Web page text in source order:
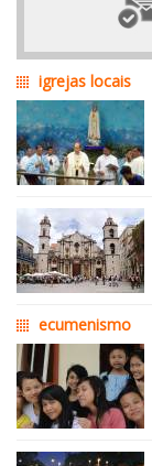
igrejas locais
ecumenismo